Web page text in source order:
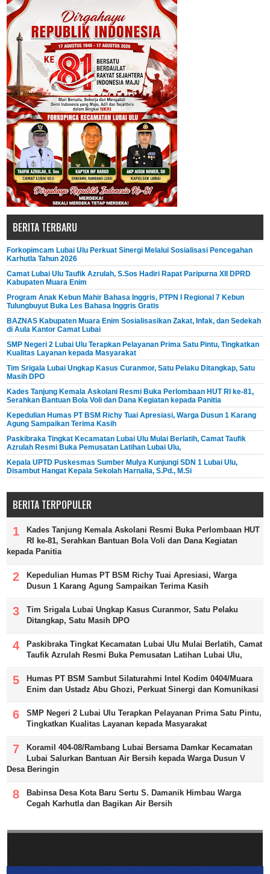
BERITA TERBARU
Forkopimcam Lubai Ulu Perkuat Sinergi Melalui Sosialisasi Pencegahan
Karhutla Tahun 2026
Camat Lubai Ulu Taufik Azrulah, S.Sos Hadiri Rapat Paripurna XII DPRD
Kabupaten Muara Enim
Program Anak Kebun Mahir Bahasa Inggris, PTPN I Regional 7 Kebun
Tulungbuyut Buka Les Bahasa Inggris Gratis
BAZNAS Kabupaten Muara Enim Sosialisasikan Zakat, Infak, dan Sedekah
di Aula Kantor Camat Lubai
SMP Negeri 2 Lubai Ulu Terapkan Pelayanan Prima Satu Pintu, Tingkatkan
Kualitas Layanan kepada Masyarakat
Tim Srigala Lubai Ungkap Kasus Curanmor, Satu Pelaku Ditangkap, Satu
Masih DPO
Kades Tanjung Kemala Askolani Resmi Buka Perlombaan HUT RI ke-81,
Serahkan Bantuan Bola Voli dan Dana Kegiatan kepada Panitia
Kepedulian Humas PT BSM Richy Tuai Apresiasi, Warga Dusun 1 Karang
Agung Sampaikan Terima Kasih
Paskibraka Tingkat Kecamatan Lubai Ulu Mulai Berlatih, Camat Taufik
Azrulah Resmi Buka Pemusatan Latihan Lubai Ulu,
Kepala UPTD Puskesmas Sumber Mulya Kunjungi SDN 1 Lubai Ulu,
Disambut Hangat Kepala Sekolah Harnalia, S.Pd., M.Si
BERITA TERPOPULER
Kades Tanjung Kemala Askolani Resmi Buka Perlombaan HUT
RI ke-81, Serahkan Bantuan Bola Voli dan Dana Kegiatan
kepada Panitia
Kepedulian Humas PT BSM Richy Tuai Apresiasi, Warga
Dusun 1 Karang Agung Sampaikan Terima Kasih
Tim Srigala Lubai Ungkap Kasus Curanmor, Satu Pelaku
Ditangkap, Satu Masih DPO
Paskibraka Tingkat Kecamatan Lubai Ulu Mulai Berlatih, Camat
Taufik Azrulah Resmi Buka Pemusatan Latihan Lubai Ulu,
Humas PT BSM Sambut Silaturahmi Intel Kodim 0404/Muara
Enim dan Ustadz Abu Ghozi, Perkuat Sinergi dan Komunikasi
SMP Negeri 2 Lubai Ulu Terapkan Pelayanan Prima Satu Pintu,
Tingkatkan Kualitas Layanan kepada Masyarakat
Koramil 404-08/Rambang Lubai Bersama Damkar Kecamatan
Lubai Salurkan Bantuan Air Bersih kepada Warga Dusun V
Desa Beringin
Babinsa Desa Kota Baru Sertu S. Damanik Himbau Warga
Cegah Karhutla dan Bagikan Air Bersih